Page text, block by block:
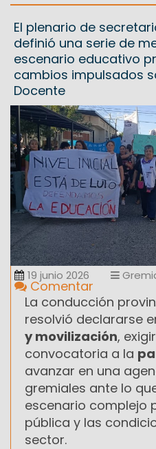
El plenario de
definió una serie de
escenario educativo
cambios impulsados
Docente
19 junio 2026
Comentar
La conducción
resolvió declararse
y movilización,
convocatoria a la
avanzar en una
gremiales ante lo
escenario complejo
pública y las
sector.